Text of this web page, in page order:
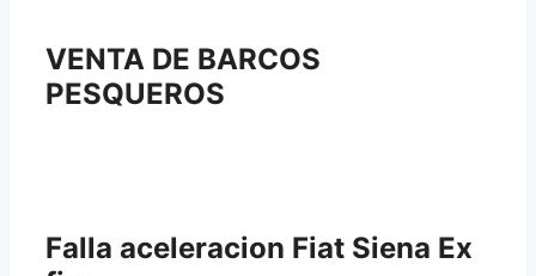
VENTA DE BARCOS
PESQUEROS
Falla aceleracion Fiat Siena Ex